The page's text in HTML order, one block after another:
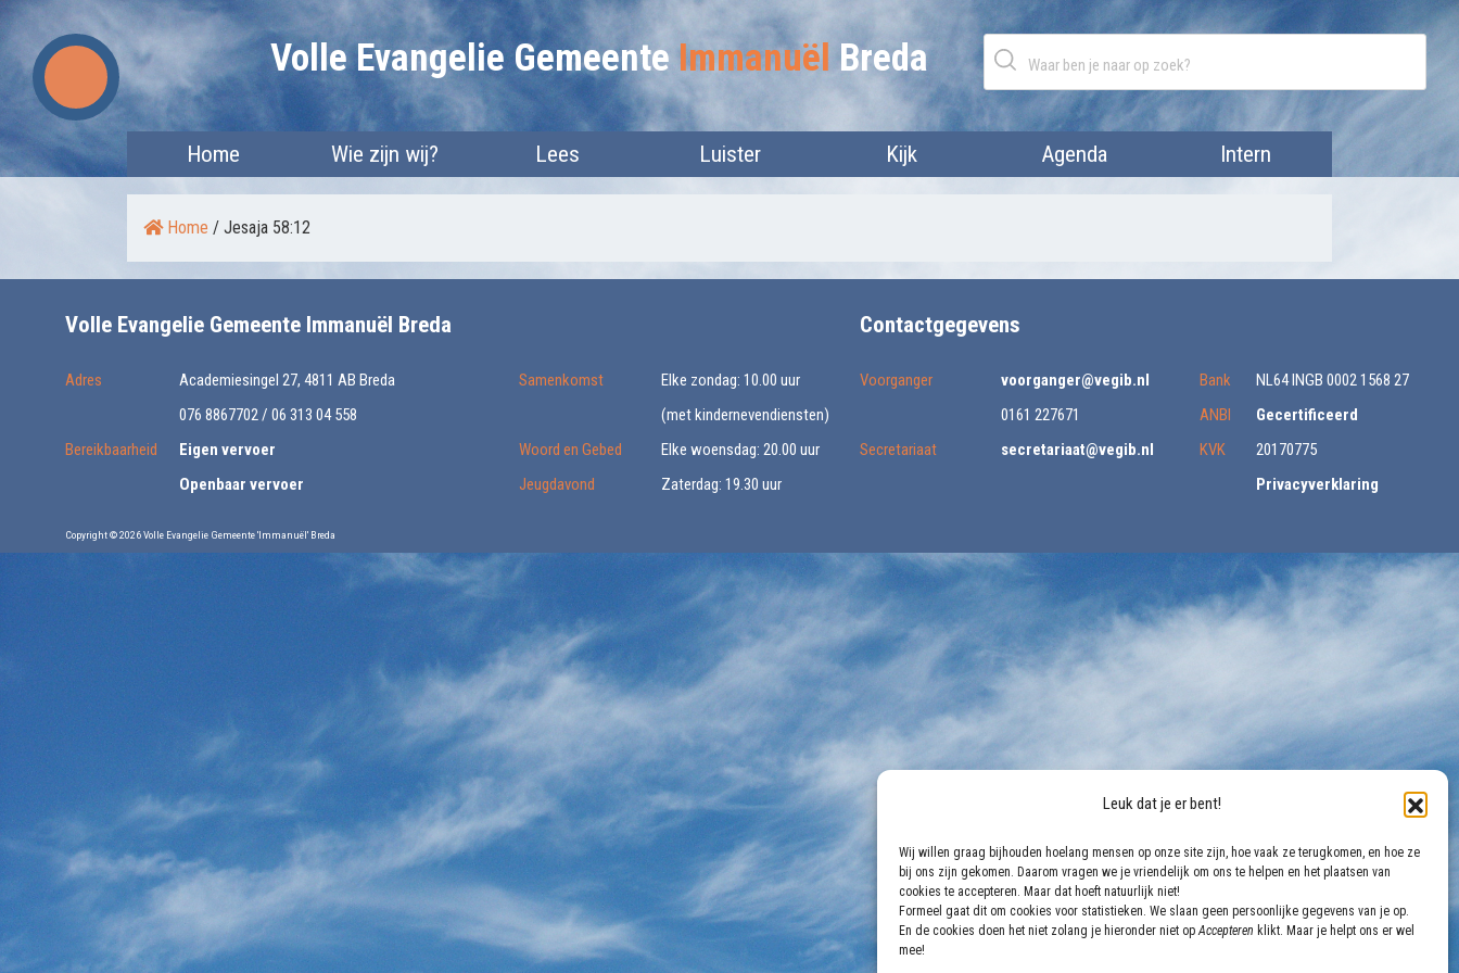
Leuk dat je er bent!
Wij willen graag bijhouden hoelang mensen op onze site zijn, hoe vaak ze terugkomen, en hoe ze
bij ons zijn gekomen. Daarom vragen we je vriendelijk om ons te helpen en het plaatsen van
cookies te accepteren. Maar dat hoeft natuurlijk niet!
Formeel gaat dit om cookies voor statistieken. We slaan geen persoonlijke gegevens van je op.
En de cookies doen het niet zolang je hieronder niet opAccepteren klikt. Maar je helpt ons er wel
mee!
Skip
to
content
Volle Evangelie Gemeente Immanuël Breda
Home Wie zijn wij? Lees Luister Kijk Agenda Intern
Home / Jesaja 58:12
Volle Evangelie Gemeente Immanuël Breda
Adres
Academiesingel 27, 4811 AB Breda
076 8867702 / 06 313 04 558
Bereikbaarheid
Eigen vervoer
Openbaar vervoer
Samenkomst
Elke zondag: 10.00 uur
(met kindernevendiensten)
Woord en Gebed
Elke woensdag: 20.00 uur
Jeugdavond
Zaterdag: 19.30 uur
Contactgegevens
Voorganger
voorganger@vegib.nl
0161 227671
Secretariaat
secretariaat@vegib.nl
Bank
NL64 INGB 0002 1568 27
ANBI
Gecertificeerd
KVK
20170775
Privacyverklaring
Copyright © 2026 Volle Evangelie Gemeente 'Immanuël' Breda